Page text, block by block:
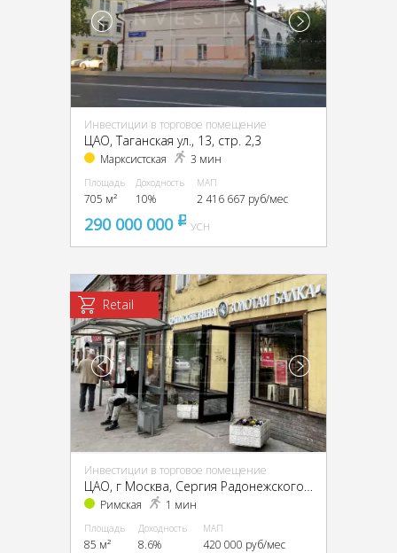
Инвестиции в торговое помещение
ЦАО, Таганская ул., 13, стр. 2,3
Марксистская 3 мин
Площадь
705 м²
Доходность
10%
МАП
2 416 667 руб/мес
290 000 000 pуб
УСН
Retail
Инвестиции в торговое помещение
Римская 1 мин
Площадь
85 м²
Доходность
8.6%
МАП
420 000 руб/мес